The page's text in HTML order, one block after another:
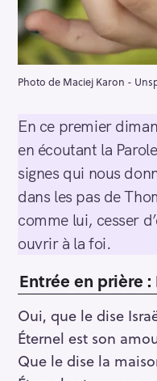
Photo de Maciej Karon -
En ce premier
en écoutant la
signes qui nous
dans les pas de
comme lui, cesser
ouvrir à la foi.
Entrée en prière :
Oui, que le dise
Éternel est son
Que le dise la